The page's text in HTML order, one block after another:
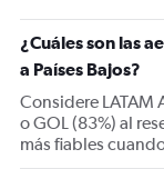
Y
axis
displaying
Number
of
flights.
¿Cuáles son las
a Países Bajos?
Considere LATAM
o GOL (83%) al
más fiables